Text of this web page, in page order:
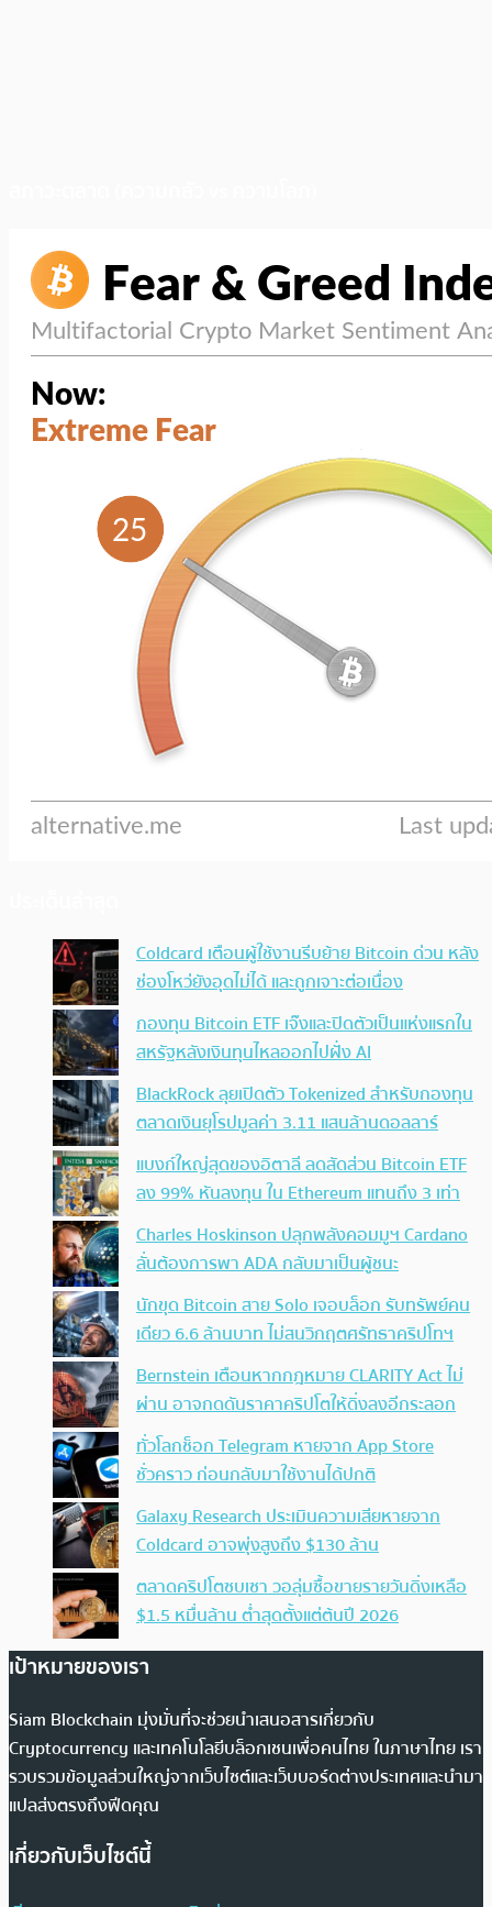
Coldcard เตือนผู้ใช้งานรีบย้าย Bitcoin ด่วน หลัง
ช่องโหว่ยังอุดไม่ได้ และถูกเจาะต่อเนื่อง
กองทุน Bitcoin ETF เจ๊งและปิดตัวเป็นแห่งแรกใน
สหรัฐหลังเงินทุนไหลออกไปฝั่ง AI
BlackRock ลุยเปิดตัว Tokenized สำหรับกองทุน
ตลาดเงินยุโรปมูลค่า 3.11 แสนล้านดอลลาร์
แบงก์ใหญ่สุดของอิตาลี ลดสัดส่วน Bitcoin ETF
ลง 99% หันลงทุน ใน Ethereum แทนถึง 3 เท่า
Charles Hoskinson ปลุกพลังคอมมูฯ Cardano
ลั่นต้องการพา ADA กลับมาเป็นผู้ชนะ
นักขุด Bitcoin สาย Solo เจอบล็อก รับทรัพย์คน
เดียว 6.6 ล้านบาท ไม่สนวิกฤตศรัทธาคริปโทฯ
Bernstein เตือนหากกฎหมาย CLARITY Act ไม่
ผ่าน อาจกดดันราคาคริปโตให้ดิ่งลงอีกระลอก
ทั่วโลกช็อก Telegram หายจาก App Store
ชั่วคราว ก่อนกลับมาใช้งานได้ปกติ
Galaxy Research ประเมินความเสียหายจาก
Coldcard อาจพุ่งสูงถึง $130 ล้าน
ตลาดคริปโตซบเซา วอลุ่มซื้อขายรายวันดิ่งเหลือ
$1.5 หมื่นล้าน ต่ำสุดตั้งแต่ต้นปี 2026
เป้าหมายของเรา
Siam Blockchain มุ่งมั่นที่จะช่วยนำเสนอสารเกี่ยวกับ
Cryptocurrency และเทคโนโลยีบล็อกเชนเพื่อคนไทย ในภาษาไทย เรา
รวบรวมข้อมูลส่วนใหญ่จากเว็บไซต์และเว็บบอร์ดต่างประเทศและนำมา
แปลส่งตรงถึงฟีดคุณ
เกี่ยวกับเว็บไซต์นี้